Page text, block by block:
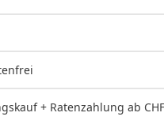
+ Ratenzahlung ab